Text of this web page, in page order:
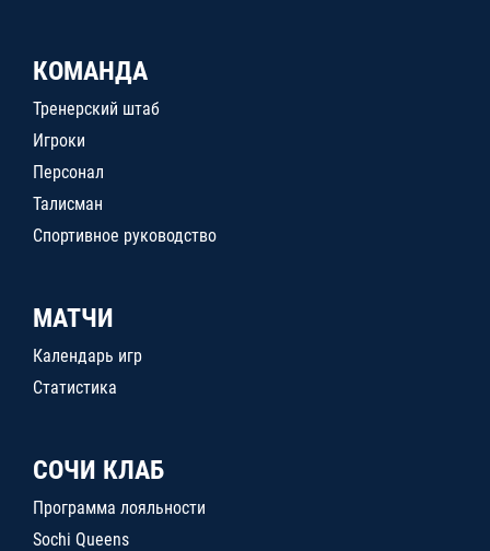
КОМАНДА
Тренерский штаб
Игроки
Персонал
Талисман
Спортивное руководство
МАТЧИ
Календарь игр
Статистика
СОЧИ КЛАБ
Программа лояльности
Sochi Queens